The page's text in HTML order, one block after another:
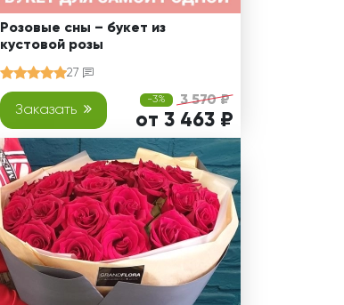
Розовые сны – букет из
кустовой розы
27
Заказать
-3% 3 570 ₽
от 3 463 ₽